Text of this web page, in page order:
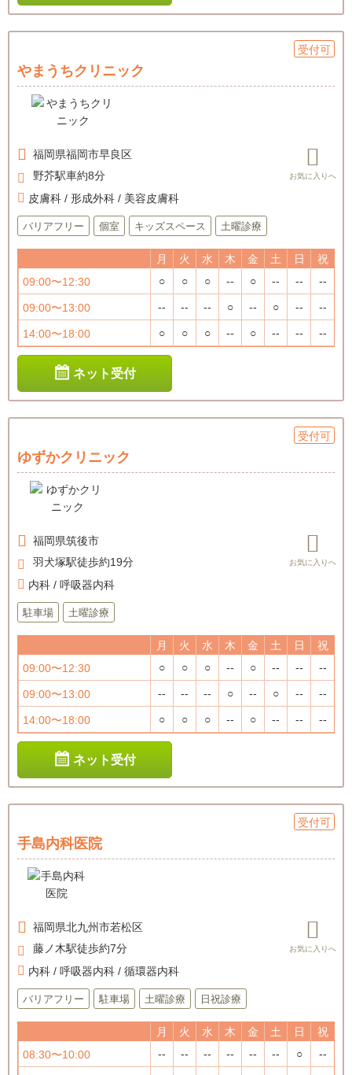
受付可
やまうちクリニック
福岡県福岡市早良区
野芥駅車約8分
皮膚科 / 形成外科 / 美容皮膚科
バリアフリー 個室 キッズスペース 土曜診療
月 火 水 木 金 土 日
祝
09:00〜12:30
○ ○ ○ -- ○ -- -- --
09:00〜13:00 -- -- -- ○ -- ○ -- --
14:00〜18:00 ○ ○ ○ -- ○ -- -- --
ネット受付
受付可
ゆずかクリニック
福岡県筑後市
羽犬塚駅徒歩約19分
内科 / 呼吸器内科
駐車場 土曜診療
月 火 水 木 金 土 日
祝
09:00〜12:30
○ ○ ○ -- ○ -- -- --
09:00〜13:00 -- -- -- ○ -- ○ -- --
14:00〜18:00 ○ ○ ○ -- ○ -- -- --
ネット受付
受付可
手島内科医院
福岡県北九州市若松区
藤ノ木駅徒歩約7分
内科 / 呼吸器内科 / 循環器内科
バリアフリー 駐車場 土曜診療 日祝診療
月 火 水 木 金 土 日
祝
08:30〜10:00
-- -- -- -- -- -- ○ --